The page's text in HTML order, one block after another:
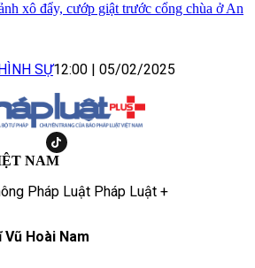
xô đẩy, cướp giật trước cổng chùa ở An
SỰ12:00 | 05/02/2025
NAM
Pháp Luật Pháp Luật +
Hoài Nam